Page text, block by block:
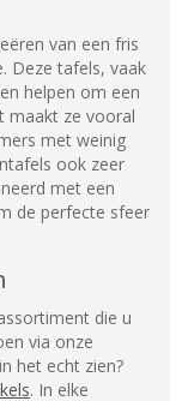
van een fris
Deze tafels, vaak
helpen om een
maakt ze vooral
met weinig
ook zeer
met een
de perfecte sfeer
die u
via onze
het echt zien?
. In elke